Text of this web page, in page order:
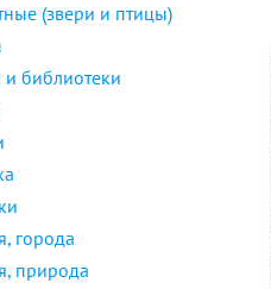
(звери и птицы)
и библиотеки
города
природа